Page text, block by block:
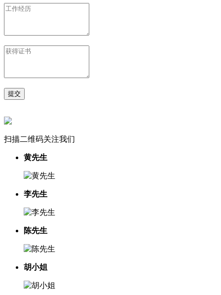
扫描二维码关注我们
黄先生
李先生
陈先生
胡小姐